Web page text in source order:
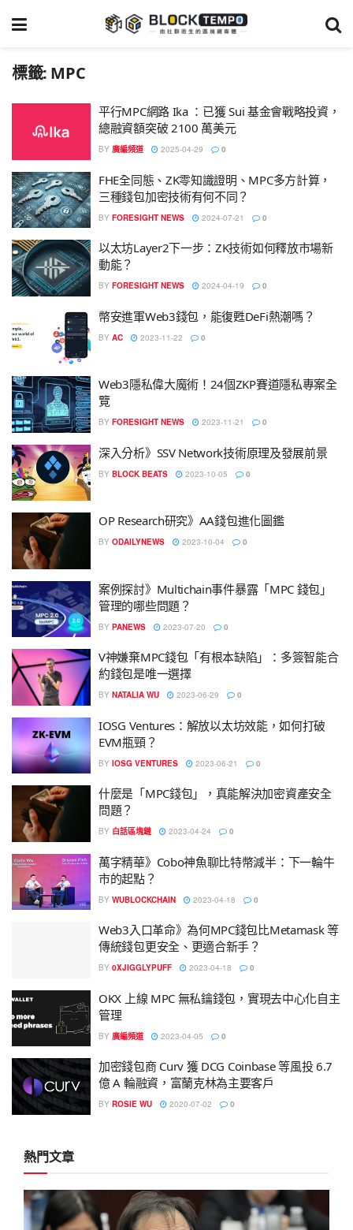
標籤: MPC
平行MPC網路 Ika ：已獲 Sui 基金會戰略投資，
總融資額突破 2100 萬美元
BY 廣編頻道 2025-04-29 0
FHE全同態、ZK零知識證明、MPC多方計算，
三種錢包加密技術有何不同？
BY FORESIGHT NEWS 2024-07-21 0
以太坊Layer2下一步：ZK技術如何釋放市場新
動能？
BY FORESIGHT NEWS 2024-04-19 0
幣安進軍Web3錢包，能復甦DeFi熱潮嗎？
BY AC 2023-11-22 0
Web3隱私偉大魔術！24個ZKP賽道隱私專案全
覽
BY FORESIGHT NEWS 2023-11-21 0
深入分析》SSV Network技術原理及發展前景
BY BLOCK BEATS 2023-10-05 0
OP Research研究》AA錢包進化圖鑑
BY ODAILYNEWS 2023-10-04 0
案例探討》Multichain事件暴露「MPC 錢包」
管理的哪些問題？
BY PANEWS 2023-07-20 0
V神嫌棄MPC錢包「有根本缺陷」：多簽智能合
約錢包是唯一選擇
BY NATALIA WU 2023-06-29 0
IOSG Ventures：解放以太坊效能，如何打破
EVM瓶頸？
BY IOSG VENTURES 2023-06-21 0
什麼是「MPC錢包」，真能解決加密資產安全
問題？
BY 白話區塊鏈 2023-04-24 0
萬字精華》Cobo神魚聊比特幣減半：下一輪牛
市的起點？
BY WUBLOCKCHAIN 2023-04-18 0
Web3入口革命》為何MPC錢包比Metamask 等
傳統錢包更安全、更適合新手？
BY 0XJIGGLYPUFF 2023-04-18 0
OKX 上線 MPC 無私鑰錢包，實現去中心化自主
管理
BY 廣編頻道 2023-04-05 0
加密錢包商 Curv 獲 DCG Coinbase 等風投 6.7
億 A 輪融資，富蘭克林為主要客戶
BY ROSIE WU 2020-07-02 0
熱門文章